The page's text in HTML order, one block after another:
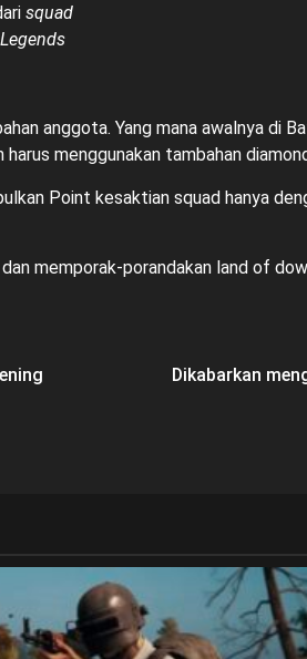
squad
anggota. Yang mana awalnya di
menggunakan tambahan
Point kesaktian squad hanya
memporak-porandakan land of
Dikabarkan